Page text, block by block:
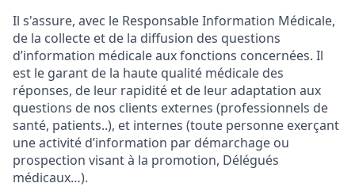
Il s'assure, avec le Responsable Information Médicale,
de la collecte et de la diffusion des questions
d’information médicale aux fonctions concernées. Il
est le garant de la haute qualité médicale des
réponses, de leur rapidité et de leur adaptation aux
questions de nos clients externes (professionnels de
santé, patients..), et internes (toute personne exerçant
une activité d’information par démarchage ou
prospection visant à la promotion, Délégués
médicaux…).